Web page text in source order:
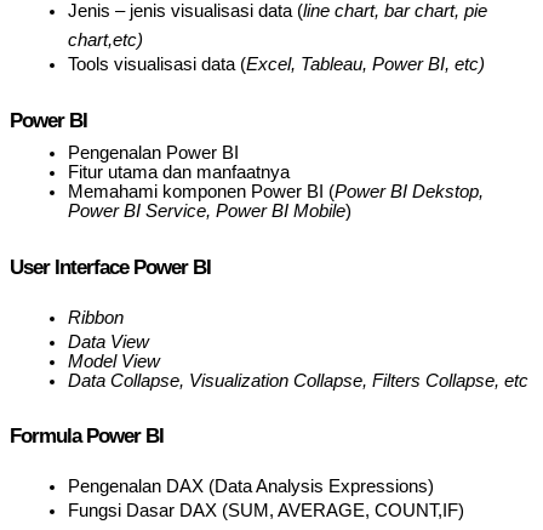
Jenis – jenis visualisasi data (line chart, bar chart, pie
chart,etc)
Tools visualisasi data (Excel, Tableau, Power BI, etc)
Power BI
Pengenalan Power BI
Fitur utama dan manfaatnya
Memahami komponen Power BI (Power BI Dekstop,
Power BI Service, Power BI Mobile)
User Interface Power BI
Ribbon
Data View
Model View
Data Collapse, Visualization Collapse, Filters Collapse, etc
Formula Power BI
Pengenalan DAX (Data Analysis Expressions)
Fungsi Dasar DAX (SUM, AVERAGE, COUNT,IF)